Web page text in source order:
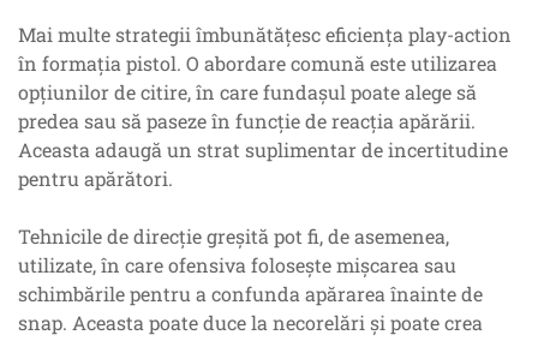
Mai multe strategii îmbunătățesc eficiența play-action
în formația pistol. O abordare comună este utilizarea
opțiunilor de citire, în care fundașul poate alege să
predea sau să paseze în funcție de reacția apărării.
Aceasta adaugă un strat suplimentar de incertitudine
pentru apărători.
Tehnicile de direcție greșită pot fi, de asemenea,
utilizate, în care ofensiva folosește mișcarea sau
schimbările pentru a confunda apărarea înainte de
snap. Aceasta poate duce la necorelări și poate crea